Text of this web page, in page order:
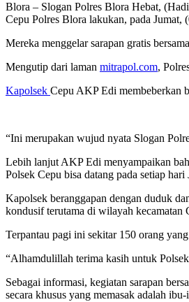
Blora – Slogan Polres Blora Hebat,
Cepu Polres Blora lakukan, pada Jumat,
Mereka menggelar sarapan gratis
Mengutip dari laman mitrapol.com,
Kapolsek Cepu AKP Edi membeberkan
“Ini merupakan wujud nyata Slogan
Lebih lanjut AKP Edi menyampaikan
Polsek Cepu bisa datang pada setiap
Kapolsek beranggapan dengan duduk
kondusif terutama di wilayah kecamatan
Terpantau pagi ini sekitar 150 orang
“Alhamdulillah terima kasih untuk
Sebagai informasi, kegiatan sarapan
secara khusus yang memasak adalah